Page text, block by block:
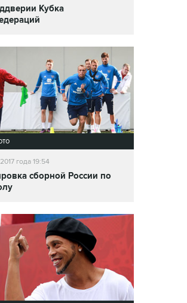
Кубка
года 19:54
сборной России по